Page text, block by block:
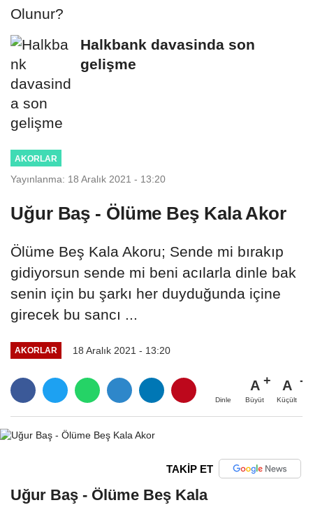
Halkbank davasinda son
gelişme
AKORLAR
Yayınlanma: 18 Aralık 2021 - 13:20
Uğur Baş - Ölüme Beş Kala Akor
Ölüme Beş Kala Akoru; Sende mi bırakıp
gidiyorsun sende mi beni acılarla dinle bak
senin için bu şarkı her duyduğunda içine
girecek bu sancı ...
AKORLAR 18 Aralık 2021 - 13:20
Dinle
A
Büyüt
A
Küçült
TAKİP ET
Uğur Baş - Ölüme Beş Kala